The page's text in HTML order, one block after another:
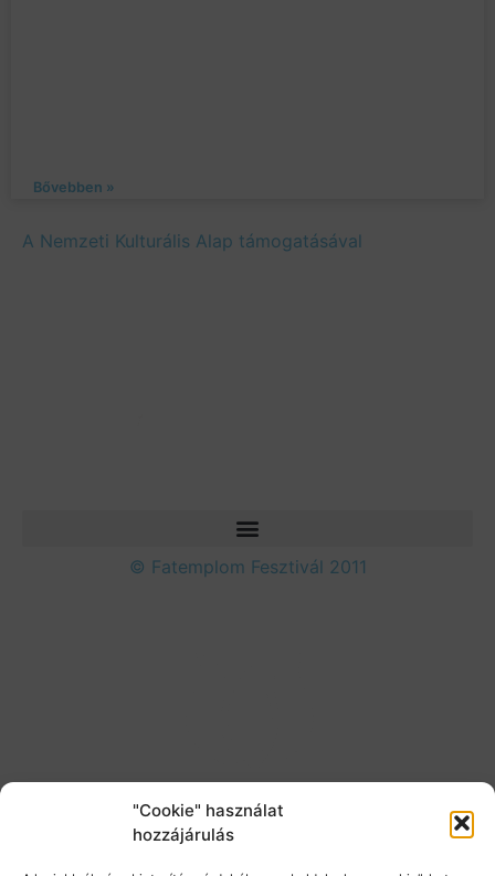
"Cookie" használat
hozzájárulás
Bővebben »
A Nemzeti Kulturális Alap támogatásával
© Fatemplom Fesztivál 2011